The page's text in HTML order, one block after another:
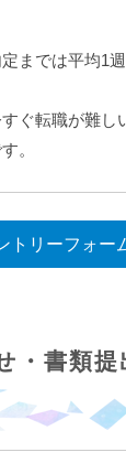
までは平均1
ぐ転職が難し
。
トリーフォー
・書類提